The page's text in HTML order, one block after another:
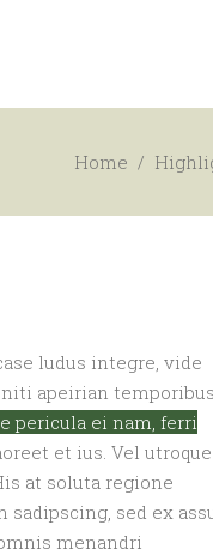
Home /
ludus integre, vide
apeirian temporibus
pericula ei nam, ferri
et ius. Vel utroque
at soluta regione
sed ex
menandri